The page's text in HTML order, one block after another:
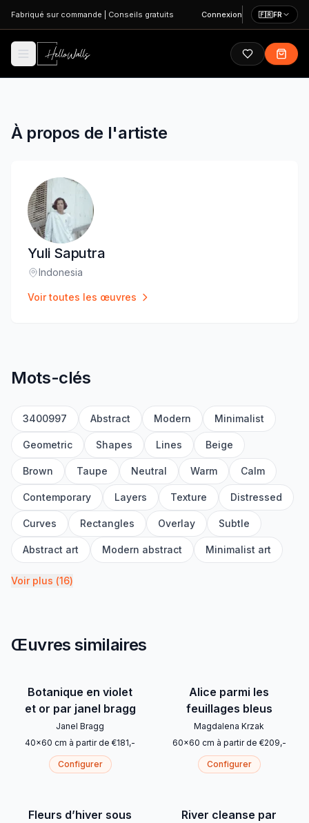
Aller au contenu principal
Fabriqué sur commande Conseils gratuits Connexion 🇫🇷FR
À propos de l'artiste
Yuli Saputra
Lieu:
Indonesia
Voir toutes les œuvres
Mots-clés
3400997 Abstract Modern Minimalist
Geometric Shapes Lines Beige
Brown Taupe Neutral Warm Calm
Contemporary Layers Texture Distressed
Curves Rectangles Overlay Subtle
Abstract art Modern abstract Minimalist art
Voir plus (16)
Œuvres similaires
Botanique en violet
et or par janel bragg
Janel Bragg
40x60 cm à partir de €181,-
Configurer
Alice parmi les
feuillages bleus
Magdalena Krzak
60x60 cm à partir de €209,-
Configurer
Fleurs d’hiver sous
River cleanse par